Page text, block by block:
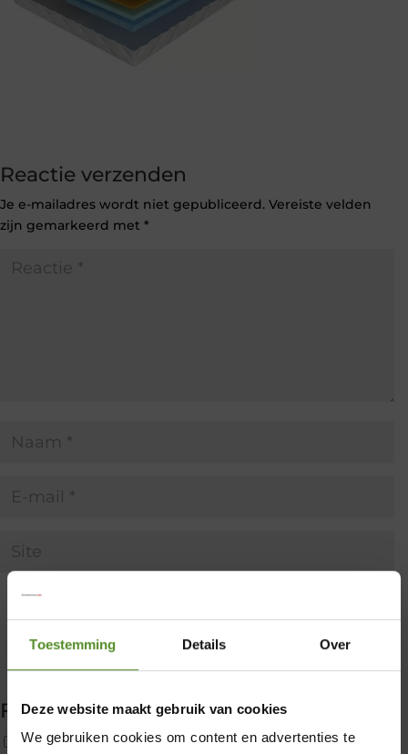
Toestemming Details Over
Deze website maakt gebruik van cookies
We gebruiken cookies om content en advertenties te
Reactie verzenden
Je e-mailadres wordt niet gepubliceerd. Vereiste velden
zijn gemarkeerd met *
Filter producten
Uncategorized